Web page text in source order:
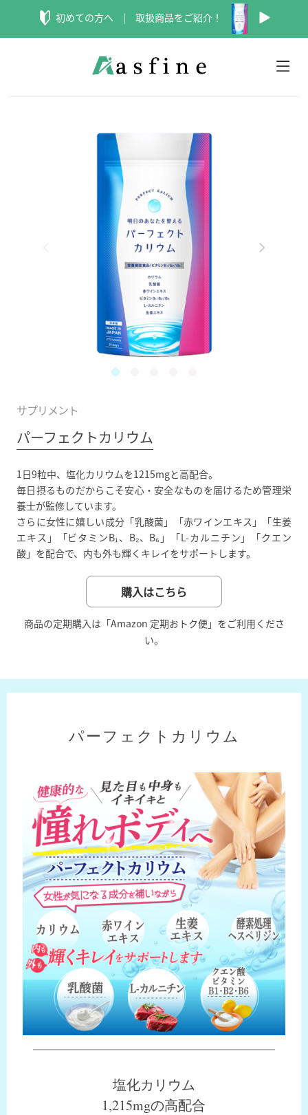
初めての方へ | 取扱商品をご紹介！
サプリメント
パーフェクトカリウム
1日9粒中、塩化カリウムを1215mgと高配合。
毎日摂るものだからこそ安心・安全なものを届けるため管理栄
養士が監修しています。
さらに女性に嬉しい成分「乳酸菌」「赤ワインエキス」「生姜
エキス」「ビタミンB₁、B₂、B₆」「L-カルニチン」「クエン
酸」を配合で、内も外も輝くキレイをサポートします。
購入はこちら
商品の定期購入は「Amazon 定期おトク便」をご利用くださ
い。
パーフェクトカリウム
塩化カリウム
1,215mgの高配合